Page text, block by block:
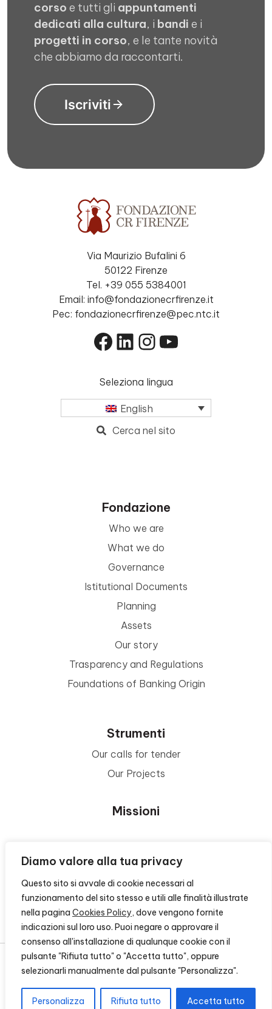
Diamo valore alla tua privacy
Questo sito si avvale di cookie necessari al
funzionamento del sito stesso e utili alle finalità illustrate
nella pagina Cookies Policy, dove vengono fornite
indicazioni sul loro uso. Puoi negare o approvare il
consenso all'installazione di qualunque cookie con il
pulsante "Rifiuta tutto" o "Accetta tutto", oppure
selezionarli manualmente dal pulsante "Personalizza".
Personalizza Rifiuta tutto Accetta tutto
corso e tutti gli appuntamenti
dedicati alla cultura, i bandi e i
progetti in corso, e le tante novità
che abbiamo da raccontarti.
Iscriviti
Via Maurizio Bufalini 6
50122 Firenze
Tel. +39 055 5384001
Email: info@fondazionecrfirenze.it
Pec: fondazionecrfirenze@pec.ntc.it
Facebook
LinkedIn
Instagram
YouTube
Seleziona lingua
English
Cerca nel sito
Fondazione
Who we are
What we do
Governance
Istitutional Documents
Planning
Assets
Our story
Trasparency and Regulations
Foundations of Banking Origin
Strumenti
Our calls for tender
Our Projects
Missioni
Area Beneficiari
Privacy e Informative
Contacts
© 2026 - FONDAZIONE CR FIRENZE - CF 00524310489 -
CREDITS